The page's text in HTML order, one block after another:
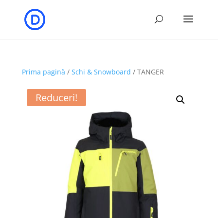
Prima pagină / Schi & Snowboard / TANGER
Reduceri!